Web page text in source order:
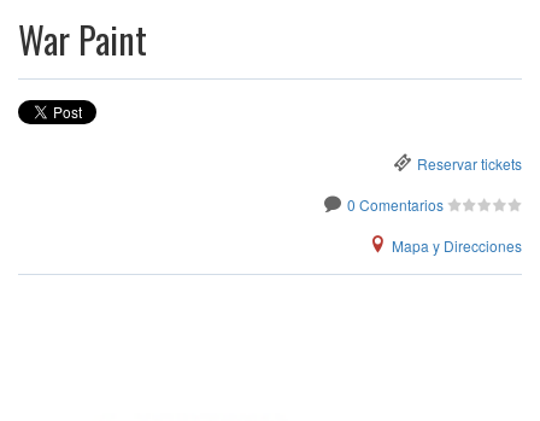
War Paint
Reservar tickets
0 Comentarios
Mapa y Direcciones